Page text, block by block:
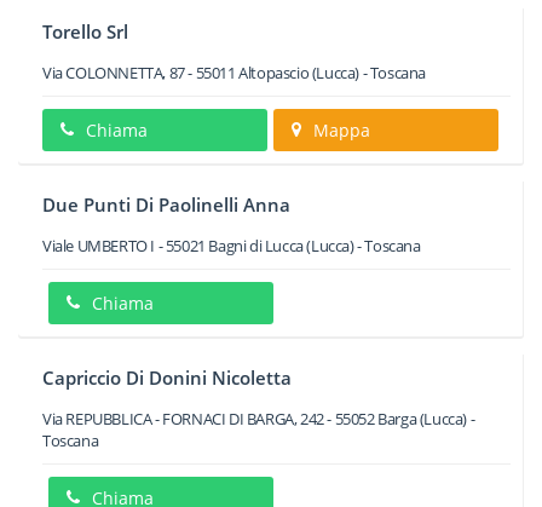
Torello Srl
Via COLONNETTA, 87- 55011 Altopascio(Lucca) -Toscana
Chiama Mappa
Due Punti Di Paolinelli Anna
Viale UMBERTO I -55021 Bagni di Lucca(Lucca) -Toscana
Chiama
Capriccio Di Donini Nicoletta
Via REPUBBLICA - FORNACI DI BARGA, 242- 55052Barga(Lucca) -
Toscana
Chiama